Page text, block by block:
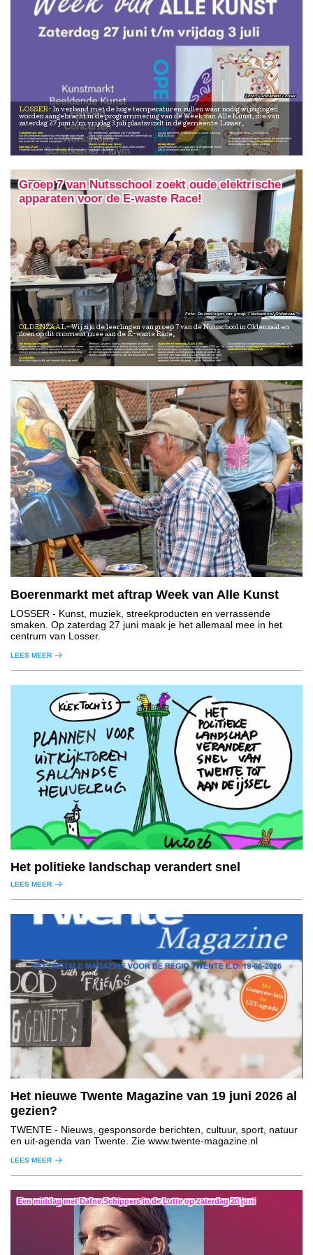
LOSSER
worden aangebracht in de programmering van de Week van Alle Kunst, die van
zaterdag 27 juni t/m vrijdag 3 juli plaatsvindt in de gemeente Losser.
Veiligheid voor alles
Dat kan betekenen afgelasting, verschuiven naar nieuwe
datum of verplaatsen naar een binnenlocatie. Hieronder
een overzicht van actuele wijzigingen.
Zaterdag 27 juni
Volgende activiteiten komen tevervallen: de Kunstmarkt,
het Torenbezoek, optredens van Kunstbende
Deze zullen worden verplaatst naar de Boerenmarkt op
zaterdag 26 september a.s.
—
Muziek en dans naar binnen
De optredens van Muziek en dans zullen worden
verplaatst naar binnen.
Locatie bibliotheek, Raadhuisplein 1 Losser. Aanvang
blijft 14.30 uur.
Zondag 28 juni
Jongerenfestival LOS! gaat door op de geplande locatie
(MAN Nilantspad) maar dan binnen.
Tijden blijven gelijk 12.00-16.00 uur.
—
De overige activiteiten gaan voorlopig onveranderd door
maar check regelmatigwww.waklosser.nlwaar we
indien nodig updates zullen plaatsen.
Fundament Losser
Groep 7 van Nutsschool zoekt oude elektrische
apparaten voor de E-waste Race!
OLDENZAAL Wij zijn de leerlingen van groep 7 van de Nutsschool in Oldenzaal en
doen op dit moment mee aan de E-waste Race.
Het belang van recycling
Tijdens deze wedstrijd zetten scholen zich in om zoveel
mogelijk oude elektrische apparaten in te zamelen en
mensen bewust te maken van het belang van recycling.
Grondstoffen
Misschien liggen er bij veel mensen thuis nog oude
telefoons, opladers, kabels, toetsenborden of andere
apparaten met een stekker, batterij of accu in een kast of
lade. Deze apparaten bevatten waardevolle grondstoffen
die opnieuw gebruikt kunnen worden. Door ze in te
leveren, dragen we samen bij aan een duurzamere wereld.
Inzamelen tot woensdag 24 juni 17:00!
Onze inzamelingsactie loopt nog tot morgen 17.00 uur. Op
dit moment doen we volop mee om de overwinning, en
daarom zouden we het geweldig vinden als u deze wil
inleveren. We hopen dat u ons wilt helpen om van deze
actie een groot succes te maken! Daarvoor kun je de
apparaten inleveren bij groep 7 van de Nutsschool voor
Basisonderwijs, Hengelosestraat 31 in Oldenzaal. Voor
meer informatie zie jelsinga@nutsschool-oldenzaal.nl en
www.nutsschool-oldenzaal.nl/
De leerlingen van groep 7 Nutsschool Oldenzaal
Boerenmarkt met aftrap Week van Alle Kunst
LOSSER - Kunst, muziek, streekproducten en verrassende
smaken. Op zaterdag 27 juni maak je het allemaal mee in het
centrum van Losser.
LEES MEER
Het politieke landschap verandert snel
LEES MEER
Het nieuwe Twente Magazine van 19 juni 2026 al
gezien?
TWENTE - Nieuws, gesponsorde berichten, cultuur, sport, natuur
en uit-agenda van Twente. Zie www.twente-magazine.nl
LEES MEER
Een middag met Dafne Schippers in de Lutte op zaterdag 20 juni